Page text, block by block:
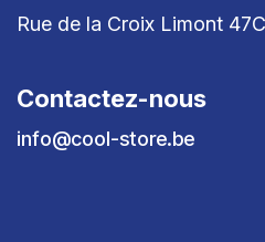
Rue de la Croix Limont
Contactez-nous
info@cool-store.be